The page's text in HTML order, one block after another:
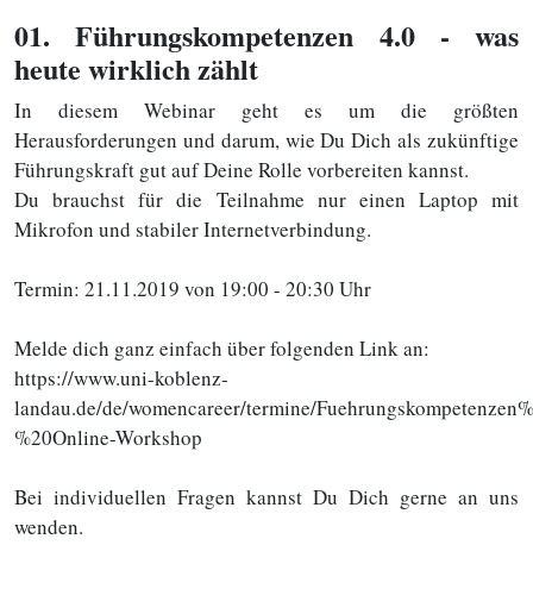
01. Führungskompetenzen 4.0 - was
heute wirklich zählt
In diesem Webinar geht es um die größten
Herausforderungen und darum, wie Du Dich als zukünftige
Führungskraft gut auf Deine Rolle vorbereiten kannst.
Du brauchst für die Teilnahme nur einen Laptop mit
Mikrofon und stabiler Internetverbindung.
Termin: 21.11.2019 von 19:00 - 20:30 Uhr
Melde dich ganz einfach über folgenden Link an:
https://www.uni-koblenz-
landau.de/de/womencareer/termine/
%20Online-Workshop
Bei individuellen Fragen kannst Du Dich gerne an uns
wenden.